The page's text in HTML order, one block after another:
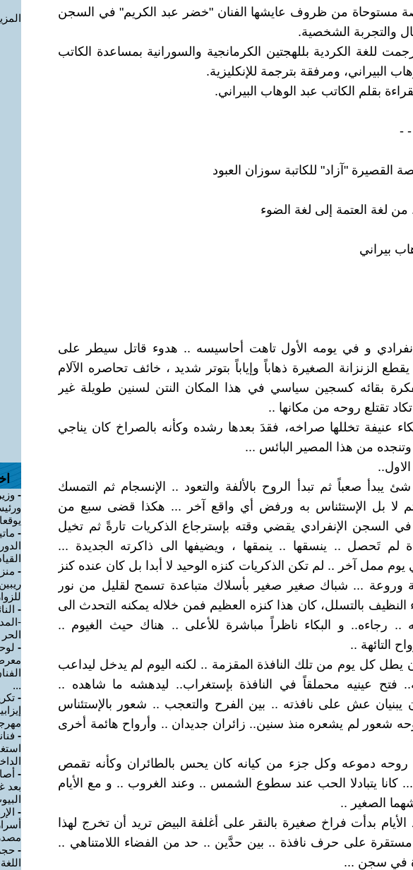
مستوحاة من ظروف عايشها الفنان "خضر عبد الكريم" في السجن
والتجربة الشخصية.
للغة الكردية بللهجتين الكرمانجية والسورانية بمساعدة الكاتب
البيراني، ومرفقة بترجمة للإنكليزية.
بقلم الكاتب عبد الوهاب البيراني.
-
القصيرة "آزاد" للكاتبة سوزان العبود
لغة العتمة إلى لغة الضوء
بيراني
و في يومه الأول تاهت أحاسيسه .. هدوء قاتل سيطر على
الزنزانة الصغيرة ذهاباً وإياباً بتوتر شديد ، خائف تحاصره الآلام
بقائه كسجين سياسي في هذا المكان النتن لسنين طويلة غير
تقتلع روحه من مكانها ..
عنيفة تخللها صراخه، فقدَ بعدها رشده وكأنه بالصراخ كان يناجي
من هذا المصير البائس ...
يبدأ صعباً ثم تبدأ الروح بالألفة والتعود .. الإنسجام ثم التمسك
لا بل الإستئناس به ورفض أي واقع آخر ... هكذا قضى سبع من
في السجن الإنفرادي يقضي وقته بإسترجاع الذكريات تارةً ثم تخيل
لم تَحصل .. ينسقها .. ينمقها ، ويضيفها الى ذاكرته الجديدة ...
يوم ممل آخر .. لم تكن الذكريات كنزه الوحيد لا أبدا بل كان عنده كنز
وروعة ... شباك صغير صغير بأسلاك متباعدة تسمح لقليل من نور
النظيف بالتسلل، كان هذا كنزه العظيم فمن خلاله يمكنه التحدث الى
.. رجاءه.. و البكاء ناظراً مباشرة للأعلى .. هناك حيث الغيوم ..
التائهة ..
يطل كل يوم من تلك النافذة المقزمة .. لكنه اليوم لم يدخل ليداعب
فتح عينيه محملقاً في النافذة بإستغراب.. ليدهشه ما شاهده ..
يبنيان عش على نافذته .. بين الفرح والتعجب .. شعور بالإستئناس
شعور لم يشعره منذ سنين.. زائران جديدان .. وأرواح هائمة أخرى
روحه دموعه وكل جزء من كيانه كان يحس بالطائران وكأنه تقمص
كانا يتبادلا الحب عند سطوع الشمس .. وعند الغروب .. و مع الأيام
الصغير ..
بدأت فراخ صغيرة بالنقر على أغلفة البيض تريد أن تخرج لهذا
مستقرة على حرف نافذة .. بين حدَّين .. حد من الفضاء اللامتناهي ..
في سجن ...
-
-
-
-
-
-
...
-
-
-
بعد
-
-